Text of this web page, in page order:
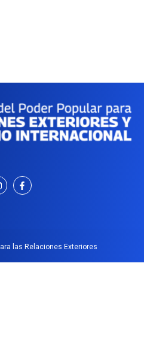
las Relaciones Exteriores